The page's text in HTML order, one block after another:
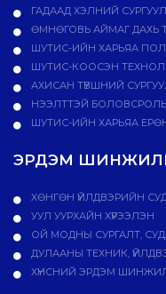
ГАДААД ХЭЛНИЙ
ӨМНӨГОВЬ АЙМАГ ДАХЬ
ШУТИС-ИЙН ХАРЬЯА
ШУТИС-КООСЭН
АХИСАН ТҮВШНИЙ
НЭЭЛТТЭЙ
ШУТИС-ИЙН ХАРЬЯА
ЭРДЭМ
ХӨНГӨН ҮЙЛДВЭРИЙН
УУЛ УУРХАЙН ХҮРЭЭЛЭН
ОЙ МОДНЫ СУРГАЛТ,
ДУЛААНЫ ТЕХНИК,
ХҮНСНИЙ ЭРДЭМ